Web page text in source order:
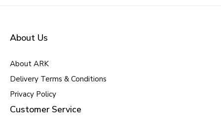
About Us
About ARK
Delivery Terms & Conditions
Privacy Policy
Customer Service